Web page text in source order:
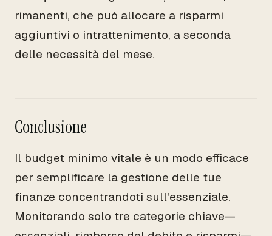
rimanenti, che può allocare a risparmi
aggiuntivi o intrattenimento, a seconda
delle necessità del mese.
Conclusione
Il budget minimo vitale è un modo efficace
per semplificare la gestione delle tue
finanze concentrandoti sull'essenziale.
Monitorando solo tre categorie chiave—